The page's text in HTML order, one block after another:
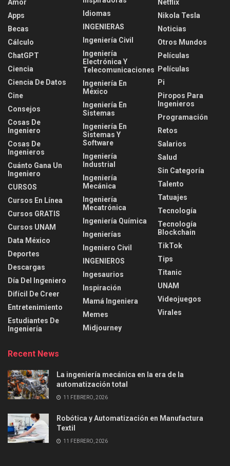
Amor
Apps
Becas
Cálculo
ChatGPT
Ciencia
Ciencia De Datos
Cine
Consejos
Cosas De
Ingeniero
Cosas De
Ingenieros
Cuánto Gana Un
Ingeniero
CURSOS
Cursos En Línea
Cursos GRATIS
Cursos UNAM
Data México
Deportes
Descargas
Día Del Ingeniero
Difícil De Creer
Entretenimiento
Estudiantes De
Ingeniería
Idiomas
INGENIERAS
Ingeniería Civil
Ingeniería
Electrónica Y
Telecomunicaciones
Ingeniería En
México
Ingeniería En
Sistemas
Ingeniería En
Sistemas Y
Software
Ingeniería
Industrial
Ingeniería
Mecánica
Ingeniería
Mecatrónica
Ingeniería Química
Ingenierías
Ingeniero Civil
INGENIEROS
Ingesaurios
Inspiración
Mamá Ingeniera
Memes
Midjourney
Netflix
Nikola Tesla
Noticias
Otros Mundos
Películas
Películas
Pi
Piropos Para
Ingenieros
Programación
Retos
Salarios
Salud
Sin Categoría
Talento
Tatuajes
Tecnología
Tecnología
Blockchain
TikTok
Tips
Titanic
UNAM
Videojuegos
Virales
Recent News
La ingeniería mecánica en la era de la
automatización total
11 FEBRERO, 2026
Robótica y Automatización en Manufactura
Textil
11 FEBRERO, 2026